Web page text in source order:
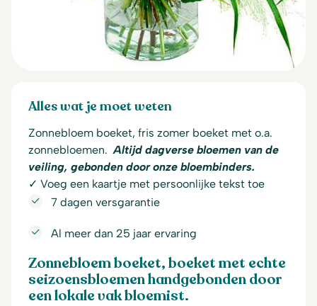
Alles wat je moet weten
Zonnebloem boeket, fris zomer boeket met o.a.
zonnebloemen.Altijd dagverse bloemen van de
veiling, gebonden door onze bloembinders.
✓ Voeg een kaartje met persoonlijke tekst toe
7 dagen versgarantie
Al meer dan 25 jaar ervaring
Zonnebloem boeket, boeket met echte
seizoensbloemen handgebonden door
een lokale vak bloemist.